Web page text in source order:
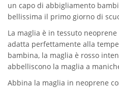
un capo di abbigliamento
bellissima il primo giorno di
La maglia è in tessuto
adatta perfettamente alla
bambina, la maglia è rosso
abbelliscono la maglia a
Abbina la maglia in neoprene